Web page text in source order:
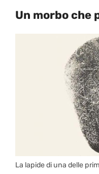
Un morbo che
La lapide di una delle